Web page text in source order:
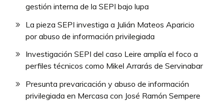
gestión interna de la SEPI bajo lupa
La pieza SEPI investiga a Julián Mateos Aparicio
por abuso de información privilegiada
Investigación SEPI del caso Leire amplía el foco a
perfiles técnicos como Mikel Arrarás de Servinabar
Presunta prevaricación y abuso de información
privilegiada en Mercasa con José Ramón Sempere